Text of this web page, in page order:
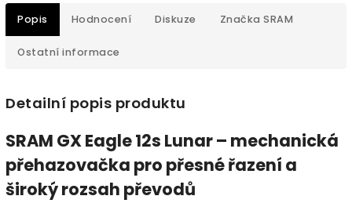
Popis Hodnocení Diskuze Značka SRAM
Ostatní informace
Detailní popis produktu
SRAM GX Eagle 12s Lunar – mechanická
přehazovačka pro přesné řazení a
široký rozsah převodů